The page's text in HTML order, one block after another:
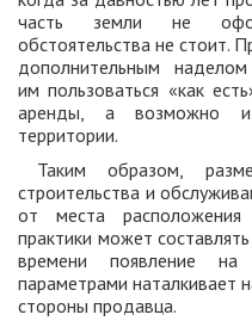
часть земли не
обстоятельства не стоит.
дополнительным
им пользоваться «как
аренды, а возможно и
территории.
Таким образом,
строительства и
от места расположения
практики может
времени появление
параметрами наталкивает
стороны продавца.